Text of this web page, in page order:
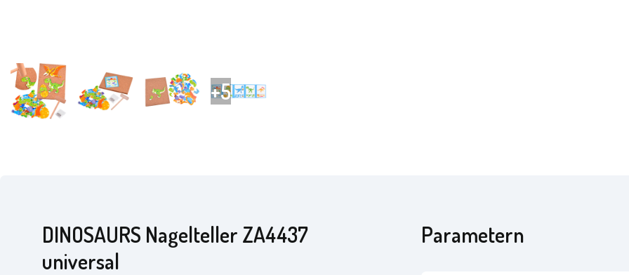
DINOSAURS Nagelteller ZA4437
universal
Parametern